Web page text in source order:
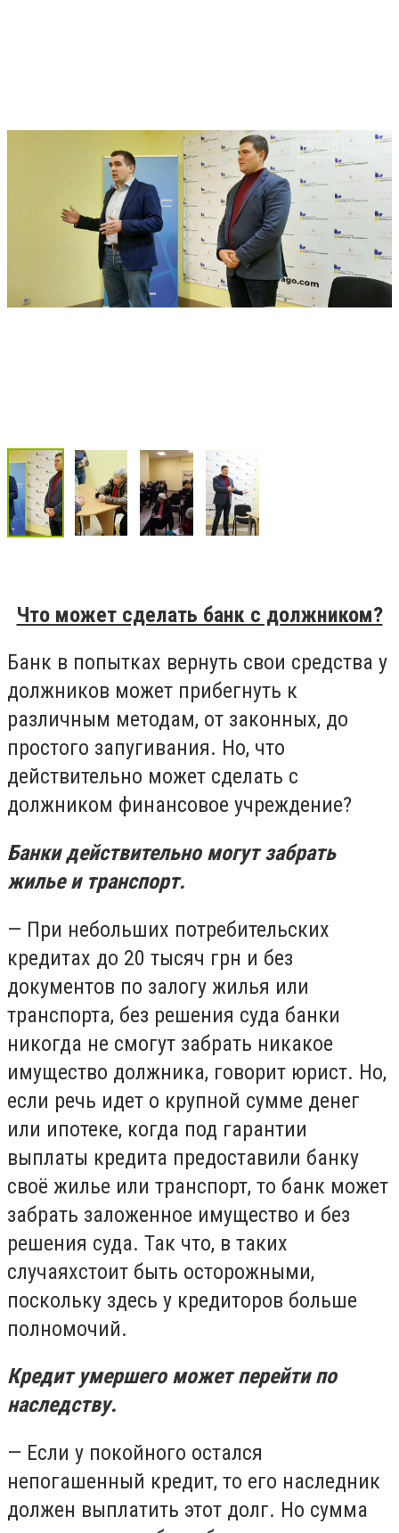
Что может сделать банк с должником?
Банк в попытках вернуть свои средства у
должников может прибегнуть к
различным методам, от законных, до
простого запугивания. Но, что
действительно может сделать с
должником финансовое учреждение?
Банки действительно могут забрать
жилье и транспорт.
— При небольших потребительских
кредитах до 20 тысяч грн и без
документов по залогу жилья или
транспорта, без решения суда банки
никогда не смогут забрать никакое
имущество должника, говорит юрист. Но,
если речь идет о крупной сумме денег
или ипотеке, когда под гарантии
выплаты кредита предоставили банку
своё жилье или транспорт, то банк может
забрать заложенное имущество и без
решения суда. Так что, в таких
случаяхстоит быть осторожными,
поскольку здесь у кредиторов больше
полномочий.
Кредит умершего может перейти по
наследству.
— Если у покойного остался
непогашенный кредит, то его наследник
должен выплатить этот долг. Но сумма